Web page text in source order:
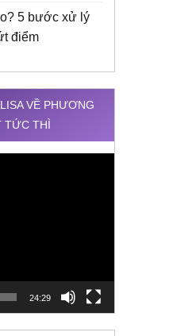
5 bước xử lý
điểm
VỀ PHƯƠNG
TỨC THÌ
24:29